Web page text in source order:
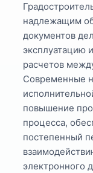
надлежащим
документов
эксплуатацию
расчетов
Современные
повышение
процесса,
постепенный
электронного